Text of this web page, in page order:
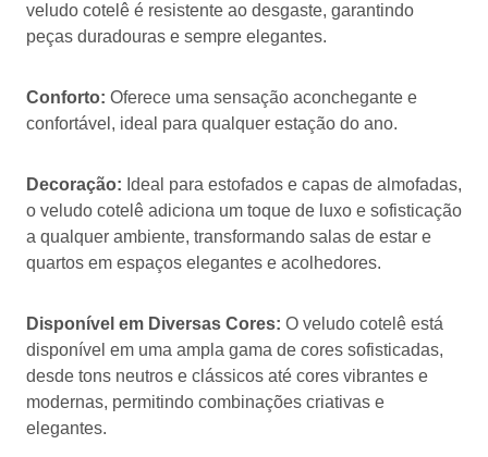
veludo cotelê é resistente ao desgaste, garantindo
peças duradouras e sempre elegantes.
Conforto: Oferece uma sensação aconchegante e
confortável, ideal para qualquer estação do ano.
Decoração: Ideal para estofados e capas de almofadas,
o veludo cotelê adiciona um toque de luxo e sofisticação
a qualquer ambiente, transformando salas de estar e
quartos em espaços elegantes e acolhedores.
Disponível em Diversas Cores: O veludo cotelê está
disponível em uma ampla gama de cores sofisticadas,
desde tons neutros e clássicos até cores vibrantes e
modernas, permitindo combinações criativas e
elegantes.